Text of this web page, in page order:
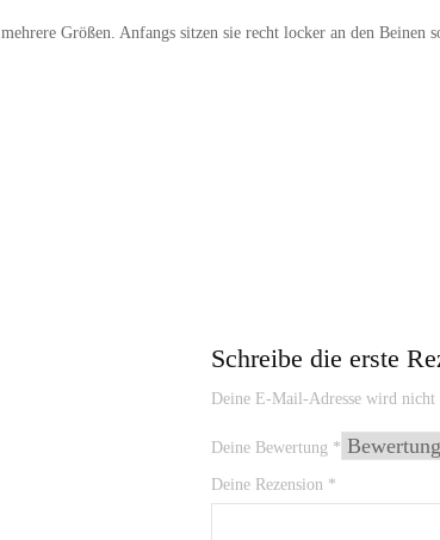
Größen. Anfangs sitzen sie recht locker an den Beinen
Schreibe die erste
Deine E-Mail-Adresse wird
Deine Bewertung *
Deine Rezension *